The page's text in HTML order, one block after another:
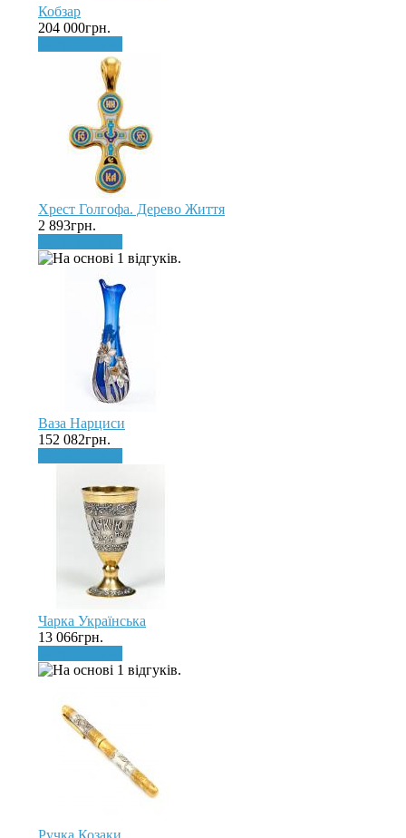
Кобзар
204 000грн.
Хрест Голгофа. Дерево Життя
2 893грн.
Ваза Нарциси
152 082грн.
Чарка Українська
13 066грн.
Ручка Козаки